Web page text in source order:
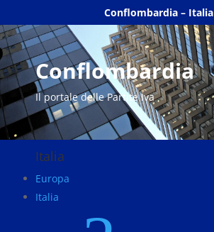
Conflombardia – Italia
Conflombardia
Il portale delle Partite Iva
Italia
Europa
Italia